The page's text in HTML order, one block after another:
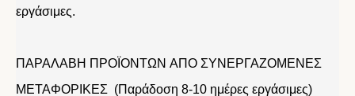
εργάσιμες.
ΠΑΡΑΛΑΒΗ ΠΡΟΪΟΝΤΩΝ ΑΠΟ ΣΥΝΕΡΓΑΖΟΜΕΝΕΣ
ΜΕΤΑΦΟΡΙΚΕΣ (Παράδοση 8-10 ημέρες εργάσιμες)